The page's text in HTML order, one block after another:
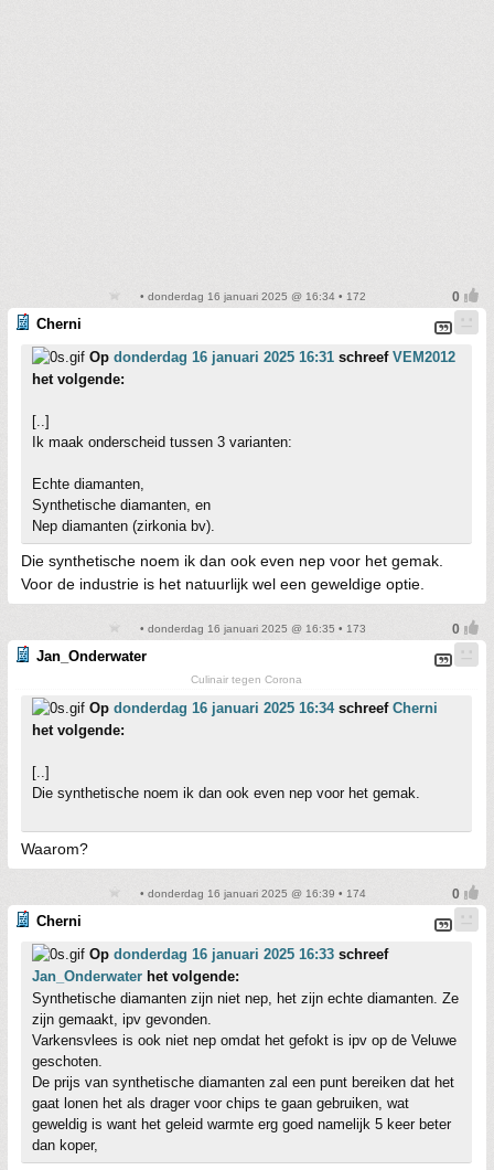
• donderdag 16 januari 2025 @ 16:34 • 172
Cherni
Op donderdag 16 januari 2025 16:31 schreef VEM2012
het volgende:
[..]
Ik maak onderscheid tussen 3 varianten:
Echte diamanten,
Synthetische diamanten, en
Nep diamanten (zirkonia bv).
Die synthetische noem ik dan ook even nep voor het gemak.
Voor de industrie is het natuurlijk wel een geweldige optie.
• donderdag 16 januari 2025 @ 16:35 • 173
Jan_Onderwater
Culinair tegen Corona
Op donderdag 16 januari 2025 16:34schreef Cherni
het volgende:
[..]
Die synthetische noem ik dan ook even nep voor het gemak.
Waarom?
• donderdag 16 januari 2025 @ 16:39 • 174
Cherni
Op donderdag 16 januari 2025 16:33 schreef
Jan_Onderwater het volgende:
Synthetische diamanten zijn niet nep, het zijn echte diamanten. Ze
zijn gemaakt, ipv gevonden.
Varkensvlees is ook niet nep omdat het gefokt is ipv op de Veluwe
geschoten.
De prijs van synthetische diamanten zal een punt bereiken dat het
gaat lonen het als drager voor chips te gaan gebruiken, wat
geweldig is want het geleid warmte erg goed namelijk 5 keer beter
dan koper,